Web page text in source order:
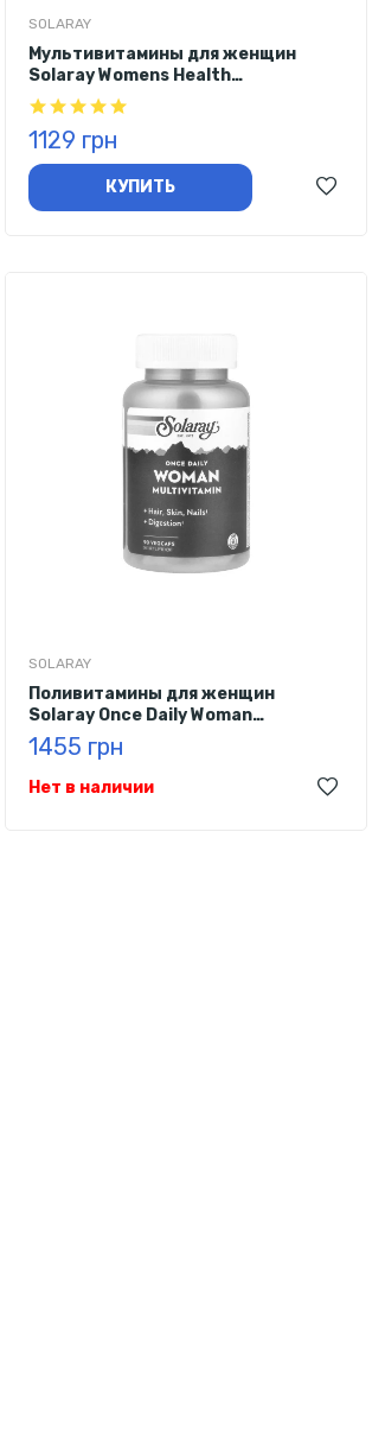
SOLARAY
Мультивитамины для женщин
Solaray Womens Health
Menstruation, 24 капсулы
1129 грн
КУПИТЬ
SOLARAY
Поливитамины для женщин
Solaray Once Daily Woman
Multivitamin, 90 капсул
1455 грн
Нет в наличии